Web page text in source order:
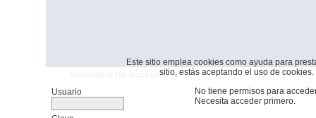
Este sitio emplea cookies como ayuda para
sitio, estás aceptando el uso de cookies.
Usuario
No tiene permisos para
Necesita acceder primero.